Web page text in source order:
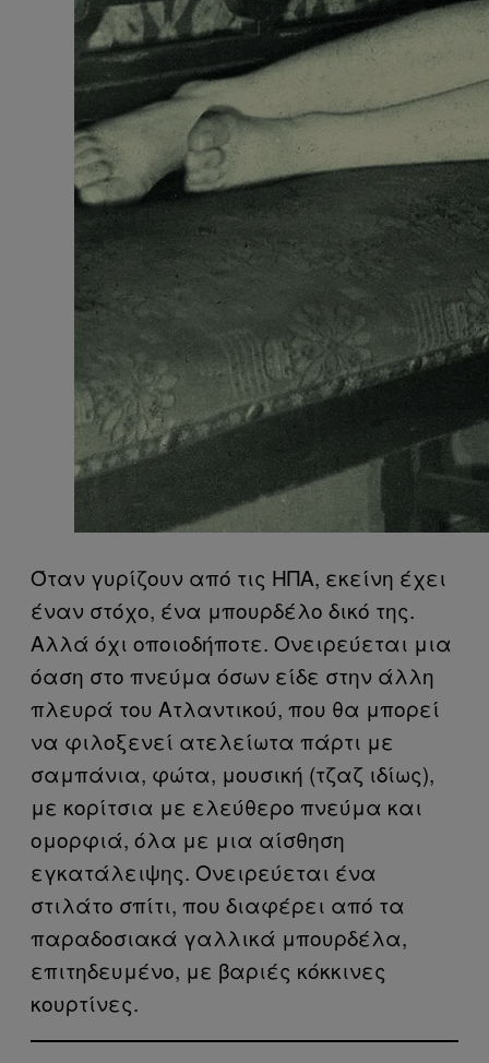
Όταν γυρίζουν από τις ΗΠΑ, εκείνη έχει
έναν στόχο, ένα μπουρδέλο δικό της.
Αλλά όχι οποιοδήποτε. Ονειρεύεται μια
όαση στο πνεύμα όσων είδε στην άλλη
πλευρά του Ατλαντικού, που θα μπορεί
να φιλοξενεί ατελείωτα πάρτι με
σαμπάνια, φώτα, μουσική (τζαζ ιδίως),
με κορίτσια με ελεύθερο πνεύμα και
ομορφιά, όλα με μια αίσθηση
εγκατάλειψης. Ονειρεύεται ένα
στιλάτο σπίτι, που διαφέρει από τα
παραδοσιακά γαλλικά μπουρδέλα,
επιτηδευμένο, με βαριές κόκκινες
κουρτίνες.